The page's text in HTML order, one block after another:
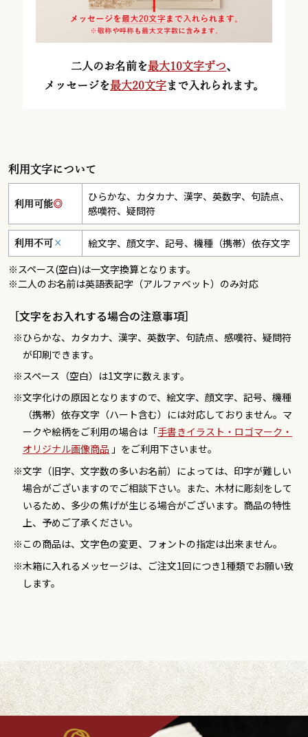
二人のお名前を最大10文字ずつ、
メッセージを最大20文字まで入れられます。
利用文字について
利用可能◎
ひらかな、カタカナ、漢字、英数字、句読点、
感嘆符、疑問符
利用不可 ×
絵文字、顔文字、記号、機種（携帯）依存文字
※スペース(空白)は一文字換算となります。
※二人のお名前は英語表記字（アルファベット）のみ対応
［文字をお入れする場合の注意事項］
ひらかな、カタカナ、漢字、英数字、句読点、感嘆符、疑問符
が印刷できます。
スペース（空白）は1文字に数えます。
文字化けの原因となりますので、絵文字、顔文字、記号、機種
（携帯）依存文字（ハート含む）には対応しておりません。マ
ークや絵柄をご利用の場合は「手書きイラスト・ロゴマーク・
オリジナル画像商品 」をご利用下さいませ。
文字（旧字、文字数の多いお名前）によっては、印字が難しい
場合がございますのでご相談下さい。また、木材に彫刻をして
いるため、多少の焦げが生じる場合がございます。商品の特性
上、予めご了承ください。
この商品は、文字色の変更、フォントの指定は出来ません。
木箱に入れるメッセージは、ご注文1回につき1種類でお願い致
します。